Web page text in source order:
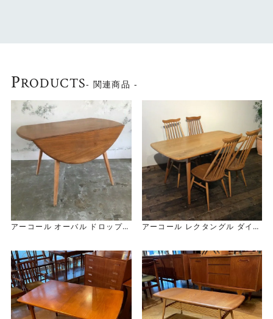
使い込むほどに味わいが増し、飽きることなく末永くお使
い頂ける逸品です。
～Ercol（アーコール）～
1920年、家具デザイナーだったルシアン・アーコラーニが
会社を設立。
スチームで湾曲させるウィンザーチェアの製造技術を完成
させたほか、
ニレ材を自由自在に変形させる事も実現しました。
シンプルなデザインながら、木の家具ならではの温かみも
50年代のモダニズムに影響を受けてデザインされているの
で、
現代家具と合わせやすいのも特徴です。
PRODUCTS- 関連商品 -
アーコール オーバル ドロップリ
Leaf Table
アーコール レクタングル ダイニ
Ercol Rectangle Dining Tabl
e